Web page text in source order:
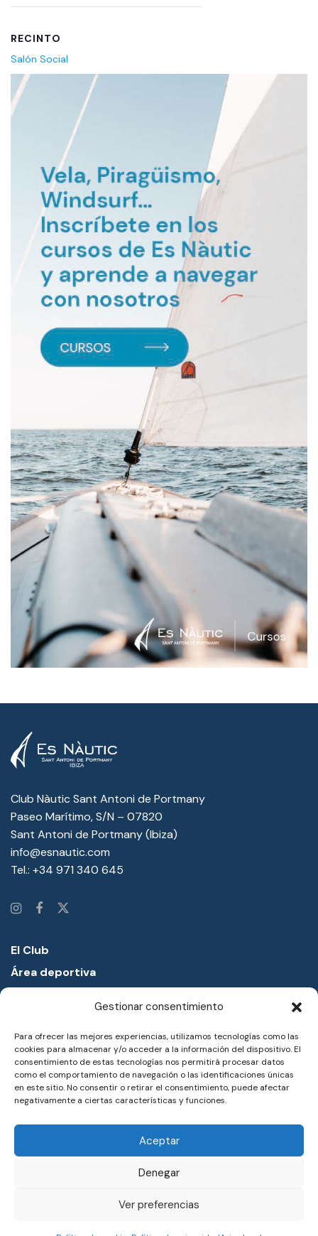
Gestionar consentimiento
Para ofrecer las mejores experiencias, utilizamos tecnologías como las
cookies para almacenar y/o acceder a la información del dispositivo. El
consentimiento de estas tecnologías nos permitirá procesar datos
como el comportamiento de navegación o las identificaciones únicas
en este sitio. No consentir o retirar el consentimiento, puede afectar
negativamente a ciertas características y funciones.
Aceptar
Denegar
Ver preferencias
RECINTO
Salón Social
Club Nàutic Sant Antoni de Portmany
Paseo Marítimo, S/N – 07820
Sant Antoni de Portmany (Ibiza)
info@esnautic.com
Tel.: +34 971 340 645
El Club
Área deportiva
Entorno
Noticias
Notas de prensa
Trabaja con nosotros
Reservas